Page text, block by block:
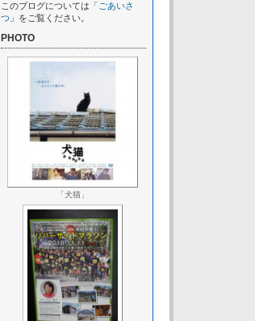
このブログについては「 ごあいさ
つ 」をご覧ください。
PHOTO
「犬猫」